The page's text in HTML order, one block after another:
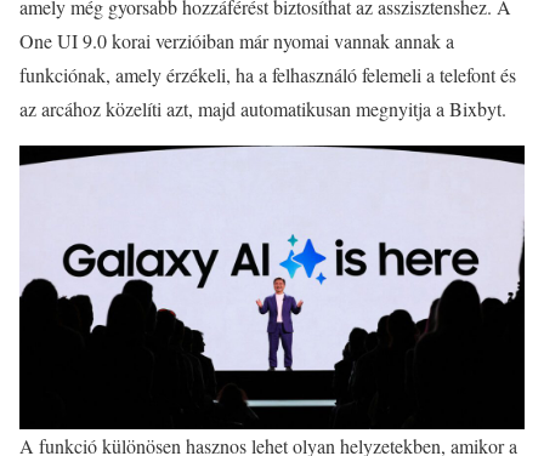
amely még gyorsabb hozzáférést biztosíthat az asszisztenshez. A
One UI 9.0 korai verzióiban már nyomai vannak annak a
funkciónak, amely érzékeli, ha a felhasználó felemeli a telefont és
az arcához közelíti azt, majd automatikusan megnyitja a Bixbyt.
A funkció különösen hasznos lehet olyan helyzetekben, amikor a